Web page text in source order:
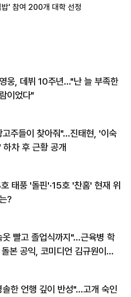
' 참여 200개 대학 선정
웅, 데뷔 10주년…"난 늘 부족한
이었다"
고주들이 찾아줘"…진태현, '이숙
하차 후 근황 공개
태풍 '돌핀'·15호 '찬홈' 현재 위
?
옷 빨고 졸업식까지"…근육병 학
본 공익, 코미디언 김규원이었
솔한 언행 깊이 반성"…고개 숙인